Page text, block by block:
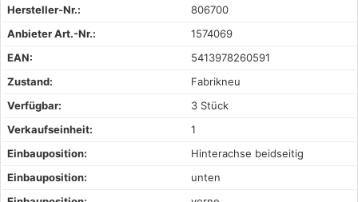
Hersteller-Nr.:
806700
Anbieter Art.-Nr.:
1574069
EAN:
5413978260591
Zustand:
Fabrikneu
Verfügbar:
3 Stück
Verkaufseinheit:
1
Einbauposition:
Hinterachse beidseitig
Einbauposition:
unten